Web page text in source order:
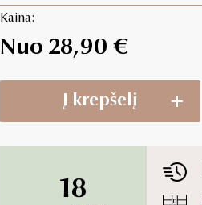
Kaina:
Nuo 28,90 €
Į krepšelį
18